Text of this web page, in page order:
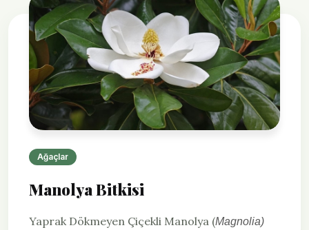
Ağaçlar
Manolya Bitkisi
Yaprak Dökmeyen Çiçekli Manolya (Magnolia)